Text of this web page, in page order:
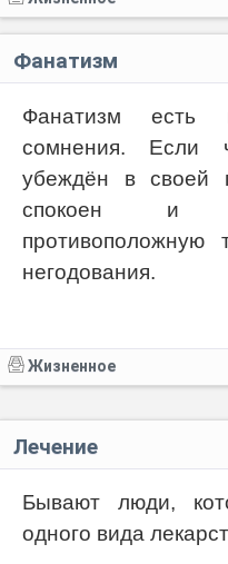
Фанатизм
Фанатизм есть
сомнения. Если
убеждён в своей
спокоен и
противоположную
негодования.
Жизненное
Лечение
Бывают люди,
одного вида